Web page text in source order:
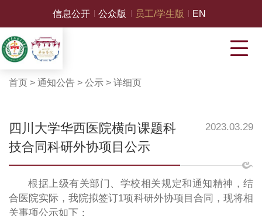
信息公开 公众版 员工/学生版 EN
首页 > 通知公告> 公示> 详细页
四川大学华西医院横向课题科
技合同科研外协项目公示
2023.03.29
根据上级有关部门、学校相关规定和通知精神，结
合医院实际，我院拟签订1项科研外协项目合同，现将相
关事项公示如下：